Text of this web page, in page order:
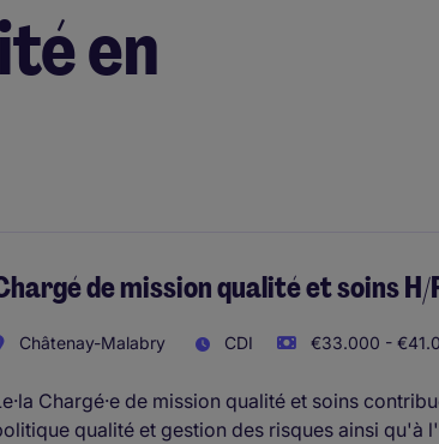
en
de mission qualité et soins H/
Châtenay-Malabry CDI €33.000 -
Chargé·e de mission qualité et soins
qualité et gestion des risques ainsi qu'à